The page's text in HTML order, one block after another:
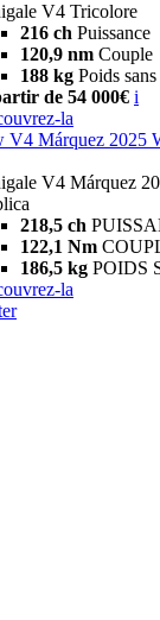
V4 Tricolore
216 ch Puissance
120,9 nm Couple
188 kg Poids
de 54 000€ i
la
V4 Márquez 2025
V4 Márquez
218,5 ch
122,1 Nm
186,5 kg POIDS
la